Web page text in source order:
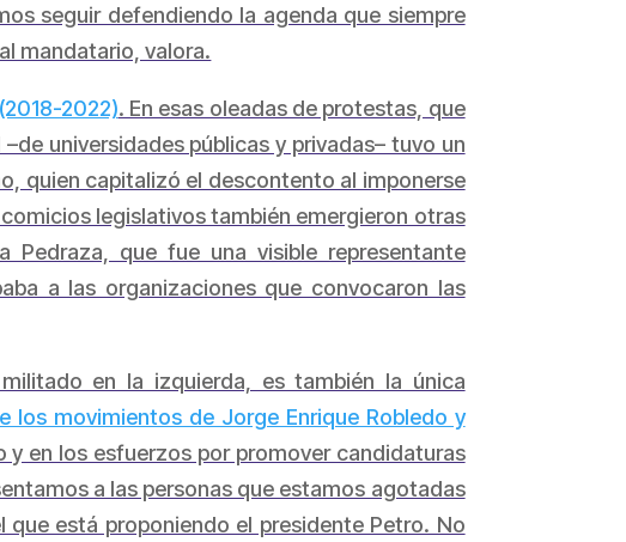
seguir defendiendo la agenda que siempre
mandatario, valora.
2022). En esas oleadas de protestas, que
universidades públicas y privadas– tuvo un
quien capitalizó el descontento al imponerse
legislativos también emergieron otras
que fue una visible representante
a las organizaciones que convocaron las
en la izquierda, es también la única
los movimientos de Jorge Enrique Robledo y
en los esfuerzos por promover candidaturas
a las personas que estamos agotadas
está proponiendo el presidente Petro. No